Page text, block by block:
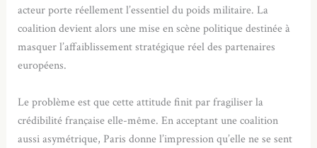
acteur porte réellement l’essentiel du poids militaire. La
coalition devient alors une mise en scène politique destinée à
masquer l’affaiblissement stratégique réel des partenaires
européens.
Le problème est que cette attitude finit par fragiliser la
crédibilité française elle-même. En acceptant une coalition
aussi asymétrique, Paris donne l’impression qu’elle ne se sent